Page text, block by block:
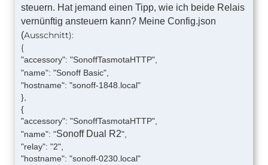
steuern. Hat jemand einen Tipp, wie ich beide Relais
vernünftig ansteuern kann? Meine Config.json
(Ausschnitt):
{
"accessory": "SonoffTasmotaHTTP",
"name": "Sonoff Basic",
"hostname": "sonoff-1848.local"
},
{
"accessory": "SonoffTasmotaHTTP",
"name": "Sonoff Dual R2",
"relay": "2",
"hostname": "sonoff-0230.local"